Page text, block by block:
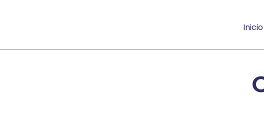
Inicio